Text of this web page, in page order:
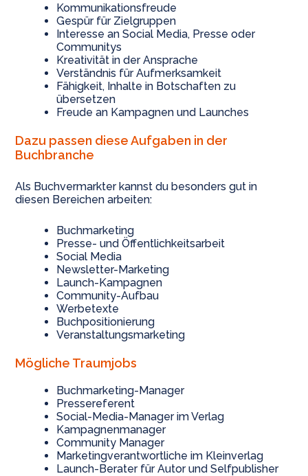
Kommunikationsfreude
Gespür für Zielgruppen
Interesse an Social Media, Presse oder
Communitys
Kreativität in der Ansprache
Verständnis für Aufmerksamkeit
Fähigkeit, Inhalte in Botschaften zu
übersetzen
Freude an Kampagnen und Launches
Dazu passen diese Aufgaben in der
Buchbranche
Als Buchvermarkter kannst du besonders gut in
diesen Bereichen arbeiten:
Buchmarketing
Presse- und Öffentlichkeitsarbeit
Social Media
Newsletter-Marketing
Launch-Kampagnen
Community-Aufbau
Werbetexte
Buchpositionierung
Veranstaltungsmarketing
Mögliche Traumjobs
Buchmarketing-Manager
Pressereferent
Social-Media-Manager im Verlag
Kampagnenmanager
Community Manager
Marketingverantwortliche im Kleinverlag
Launch-Berater für Autor und Selfpublisher